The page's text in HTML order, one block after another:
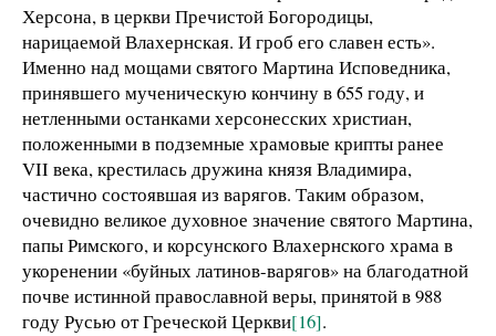
Херсона, в церкви Пречистой Богородицы,
нарицаемой Влахернская. И гроб его славен есть».
Именно над мощами святого Мартина Исповедника,
принявшего мученическую кончину в 655 году, и
нетленными останками херсонесских христиан,
положенными в подземные храмовые крипты ранее
VII века, крестилась дружина князя Владимира,
частично состоявшая из варягов. Таким образом,
очевидно великое духовное значение святого Мартина,
папы Римского, и корсунского Влахернского храма в
укоренении «буйных латинов-варягов» на благодатной
почве истинной православной веры, принятой в 988
году Русью от Греческой Церкви[16].